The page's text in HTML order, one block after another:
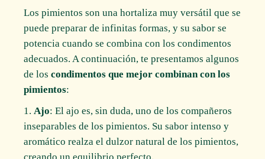
Los pimientos son una hortaliza muy versátil que se
puede preparar de infinitas formas, y su sabor se
potencia cuando se combina con los condimentos
adecuados. A continuación, te presentamos algunos
de loscondimentos que mejor combinan con los
pimientos:
Ajo: El ajo es, sin duda, uno de los compañeros
inseparables de los pimientos. Su sabor intenso y
aromático realza el dulzor natural de los pimientos,
creando un equilibrio perfecto.